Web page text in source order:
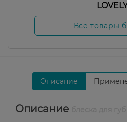
Все товары
Описание
Описание